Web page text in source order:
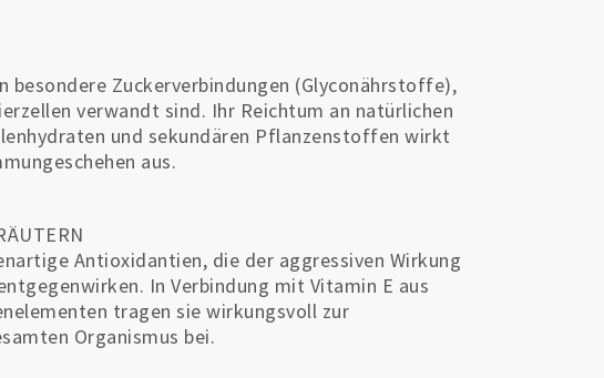
besondere Zuckerverbindungen (Glyconährstoffe),
verwandt sind. Ihr Reichtum an natürlichen
und sekundären Pflanzenstoffen wirkt
aus.
Antioxidantien, die der aggressiven Wirkung
In Verbindung mit Vitamin E aus
tragen sie wirkungsvoll zur
Organismus bei.